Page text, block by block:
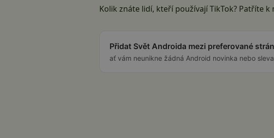
Kolik znáte lidí, kteří používají TikTok? Patříte k
Přidat Svět Androida mezi preferované
ať vám neunikne žádná Android novinka nebo sleva